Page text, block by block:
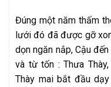
Đúng một năm thấm
lưới đó đã được gỡ
dọn ngăn nắp, Cậu
và từ tốn : Thưa
Thày mai bắt đầu